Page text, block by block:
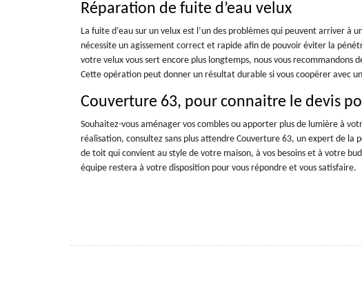
Réparation de fuite d’eau velux
La fuite d’eau sur un velux est l’un des problèmes qui peuvent arriver
nécessite un agissement correct et rapide afin de pouvoir éviter la
votre velux vous sert encore plus longtemps, nous vous
Cette opération peut donner un résultat durable si vous coopérer avec
Couverture 63, pour connaitre le devis
Souhaitez-vous aménager vos combles ou apporter plus de lumière à
réalisation, consultez sans plus attendre Couverture 63, un expert de la
de toit qui convient au style de votre maison, à vos besoins et à votre
équipe restera à votre disposition pour vous répondre et vous satisfaire.